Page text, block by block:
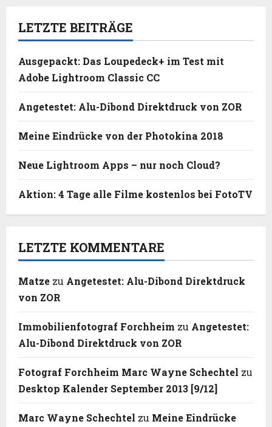
LETZTE BEITRÄGE
Ausgepackt: Das Loupedeck+ im Test mit
Adobe Lightroom Classic CC
Angetestet: Alu-Dibond Direktdruck von ZOR
Meine Eindrücke von der Photokina 2018
Neue Lightroom Apps – nur noch Cloud?
Aktion: 4 Tage alle Filme kostenlos bei FotoTV
LETZTE KOMMENTARE
Matze zu Angetestet: Alu-Dibond Direktdruck
von ZOR
Immobilienfotograf Forchheim zu Angetestet:
Alu-Dibond Direktdruck von ZOR
Fotograf Forchheim Marc Wayne Schechtel zu
Desktop Kalender September 2013 [9/12]
Marc Wayne Schechtel zu Meine Eindrücke